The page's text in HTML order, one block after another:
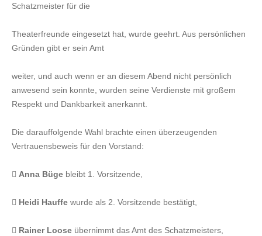
Schatzmeister für die
Theaterfreunde eingesetzt hat, wurde geehrt. Aus persönlichen
Gründen gibt er sein Amt
weiter, und auch wenn er an diesem Abend nicht persönlich
anwesend sein konnte, wurden seine Verdienste mit großem
Respekt und Dankbarkeit anerkannt.
Die darauffolgende Wahl brachte einen überzeugenden
Vertrauensbeweis für den Vorstand:
 Anna Büge bleibt 1. Vorsitzende,
 Heidi Hauffe wurde als 2. Vorsitzende bestätigt,
 Rainer Loose übernimmt das Amt des Schatzmeisters,